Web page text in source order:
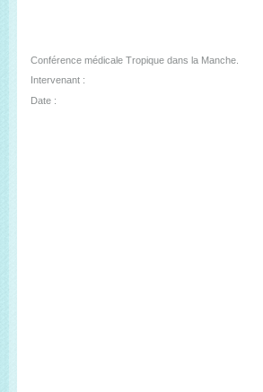
Conférence médicale Tropique dans la Manche.
Intervenant :
Date :